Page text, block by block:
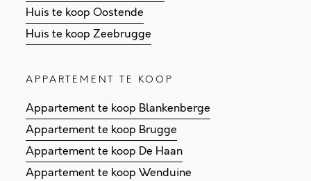
Huis te koop Oostende
Huis te koop Zeebrugge
APPARTEMENT TE KOOP
Appartement te koop Blankenberge
Appartement te koop Brugge
Appartement te koop De Haan
Appartement te koop Wenduine